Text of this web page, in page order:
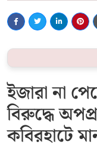
ইজারা না
বিরুদ্ধে
কবিরহাটে